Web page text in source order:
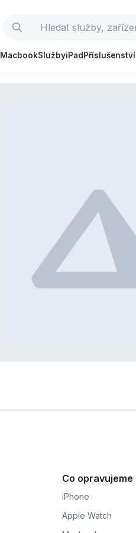
MacbookSlužbyiPad Příslušenství
Co opravujeme
iPhone
Apple Watch